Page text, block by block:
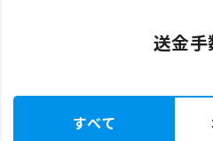
送金
すべて